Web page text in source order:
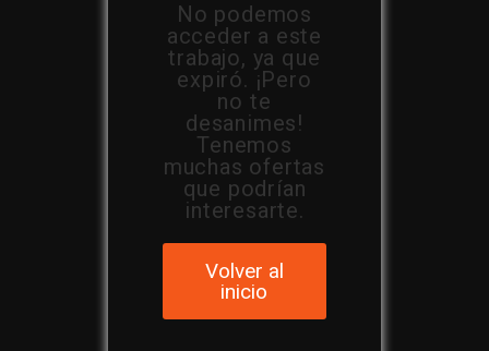
No podemos
acceder a este
trabajo, ya que
expiró. ¡Pero
no te
desanimes!
Tenemos
muchas ofertas
que podrían
interesarte.
Volver al
inicio